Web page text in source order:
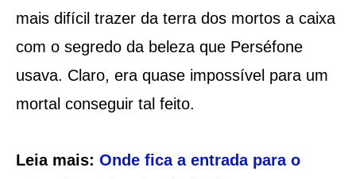
mais difícil trazer da terra dos mortos a caixa
com o segredo da beleza que Perséfone
usava. Claro, era quase impossível para um
mortal conseguir tal feito.
Leia mais: Onde fica a entrada para o